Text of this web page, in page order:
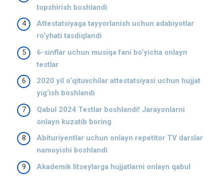
topshirish boshlandi
Attestatsiyaga tayyorlanish uchun adabiyotlar
ro‘yhati tasdiqlandi
6-sinflar uchun musiqa fani bo‘yicha onlayn
testlar
2020 yil o‘qituvchilar attestatsiyasi uchun hujjat
yig‘ish boshlandi
Qabul 2024 Testlar boshlandi! Jarayonlarni
onlayn kuzatib boring
Abituriyentlar uchun onlayn repetitor TV darslar
namoyishi boshlandi
Akademik litseylarga hujjatlarni onlayn qabul